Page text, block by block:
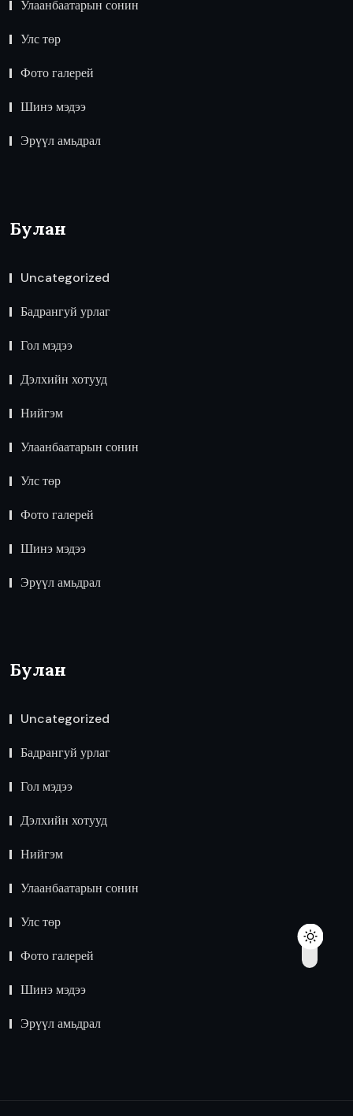
Улаанбаатарын сонин
Улс төр
Фото галерей
Шинэ мэдээ
Эрүүл амьдрал
Булан
Uncategorized
Бадрангуй урлаг
Гол мэдээ
Дэлхийн хотууд
Нийгэм
Улаанбаатарын сонин
Улс төр
Фото галерей
Шинэ мэдээ
Эрүүл амьдрал
Булан
Uncategorized
Бадрангуй урлаг
Гол мэдээ
Дэлхийн хотууд
Нийгэм
Улаанбаатарын сонин
Улс төр
Фото галерей
Шинэ мэдээ
Эрүүл амьдрал